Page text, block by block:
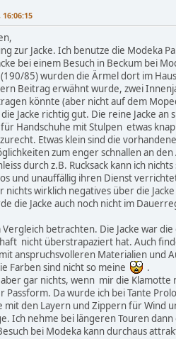
zur Jacke. Ich benutze die Modeka
bei einem Besuch in Beckum bei
85) wurden die Ärmel dort im
Beitrag erwähnt wurde, zwei
könnte (aber nicht auf dem
Jacke richtig gut. Die reine Jacke
Handschuhe mit Stulpen etwas
Etwas klein sind die
zum enger schnallen an
durch z.B. Rucksack kann ich
und unauffällig ihren Dienst
nichts wirklich negatives über die
die Jacke auch noch nicht im
Vergleich betrachten. Die Jacke war
nicht überstrapaziert hat. Auch
anspruchsvolleren Materialien und
Farben sind nicht so meine
.
gar nichts, wenn mir die Klamotte
Passform. Da wurde ich bei Tante
mit den Layern und Zippern für Wind
Ich nehme bei längeren Touren
bei Modeka kann durchaus